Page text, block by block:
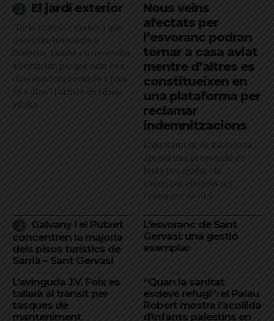
El jardí exterior
"De la mateixa manera que
necessito harmonia a
l’interior, també en necessito
a l’exterior, perquè com és a
dins és a fora i com és a fora
és a dins": l'article de Glòria
Vilalta
Nous veïns
afectats per
l’esvoranc podran
tornar a casa aviat
mentre d’altres es
constitueixen en
una plataforma per
reclamar
indemnitzacions
L’Ajuntament de Barcelona
aprova una proposició de
Junts per ajudar els
comerços afectats per
l'esvoranc de l'L9
Galvany i el Putxet
concentren la majoria
dels pisos turístics de
Sarrià – Sant Gervasi
L’esvoranc de Sant
Gervasi: una gestió
exemplar
L’avinguda J.V. Foix es
tallarà al trànsit per
tasques de
manteniment
“Quan la sanitat
esdevé refugi”: el Palau
Robert mostra l’acollida
d’infants palestins en